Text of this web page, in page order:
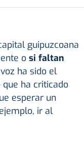
guipuzcoana
o si faltan
ha sido el
ha criticado
esperar un
ir al